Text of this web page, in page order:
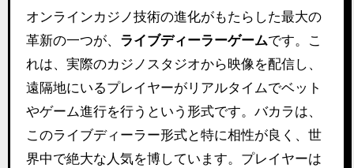
オンラインカジノ技術の進化がもたらした最大の
革新の一つが、 ライブディーラーゲームです。こ
れは、実際のカジノスタジオから映像を配信し、
遠隔地にいるプレイヤーがリアルタイムでベット
やゲーム進行を行うという形式です。バカラは、
このライブディーラー形式と特に相性が良く、世
界中で絶大な人気を博しています。プレイヤーは